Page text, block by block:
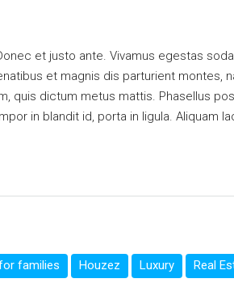
et justo ante. Vivamus egestas
et magnis dis parturient montes,
quis dictum metus mattis. Phasellus
in blandit id, porta in ligula. Aliquam
families Houzez Luxury Real